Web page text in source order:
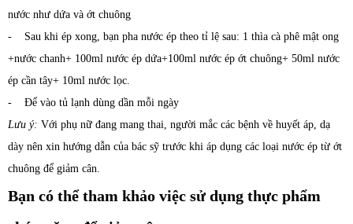
nước như dứa và ớt chuông
- Sau khi ép xong, bạn pha nước ép theo tỉ lệ sau: 1 thìa cà phê mật ong
+nước chanh+ 100ml nước ép dứa+100ml nước ép ớt chuông+ 50ml nước
ép cần tây+ 10ml nước lọc.
- Để vào tủ lạnh dùng dần mỗi ngày
Lưu ý: Với phụ nữ đang mang thai, người mắc các bệnh về huyết áp, dạ
dày nên xin hướng dẫn của bác sỹ trước khi áp dụng các loại nước ép từ ớt
chuông để giảm cân.
Bạn có thể tham khảo việc sử dụng thực phẩm